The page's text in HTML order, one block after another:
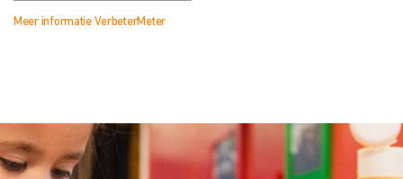
Meer informatie VerbeterMeter